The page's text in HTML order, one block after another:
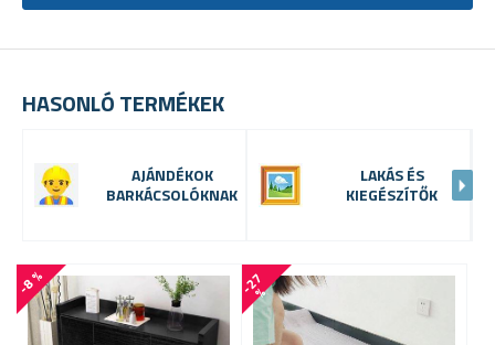
HASONLÓ TERMÉKEK
AJÁNDÉKOK
BARKÁCSOLÓKNAK
LAKÁS ÉS
KIEGÉSZÍTŐK
-8 % -
2
7
%